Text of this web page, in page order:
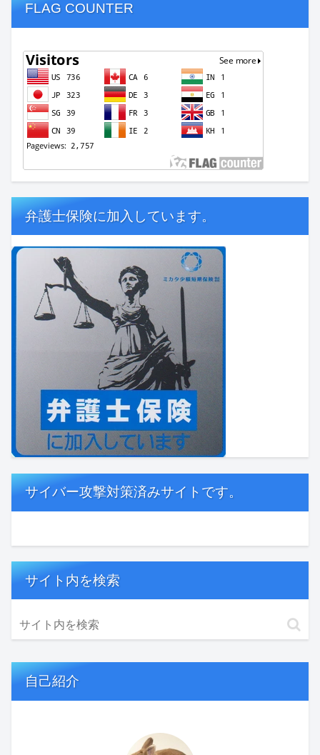
FLAG COUNTER
弁護士保険に加入しています。
サイバー攻撃対策済みサイトです。
サイト内を検索
自己紹介